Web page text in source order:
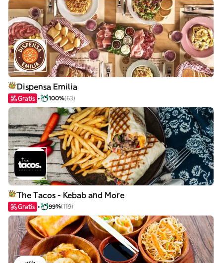
Dispensa Emilia
Gratis 100%(63)
The Tacos - Kebab and More
Gratis 99%(119)